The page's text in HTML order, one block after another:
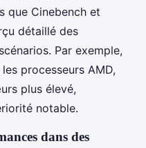
que Cinebench et
détaillé des
Par exemple,
processeurs AMD,
plus élevé,
notable.
dans des